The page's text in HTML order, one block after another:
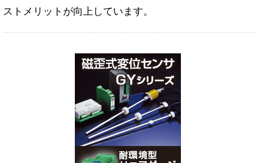
ストメリットが向上しています。